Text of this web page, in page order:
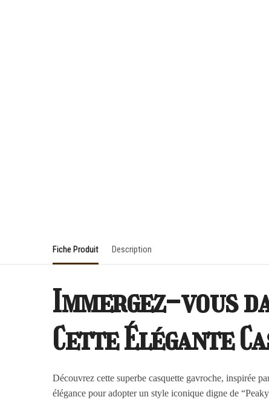
Fiche Produit Description
Immergez-vous
Cette Élégante
Découvrez cette superbe casquette gavroche, inspirée
élégance pour adopter un style iconique digne de